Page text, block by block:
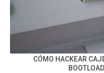
CÓMO HACKEAR